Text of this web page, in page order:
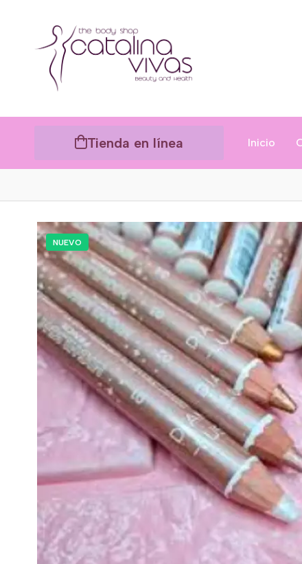
Tienda en línea Inicio
NUEVO